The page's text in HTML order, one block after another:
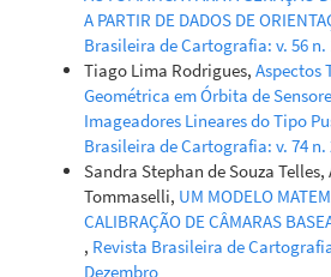
A PARTIR DE DADOS DE
Brasileira de Cartografia: v. 56 n.
Tiago Lima Rodrigues, Aspectos
Geométrica em Órbita de
Imageadores Lineares do Tipo
Brasileira de Cartografia: v. 74
Sandra Stephan de Souza
Tommaselli, UM MODELO
CALIBRAÇÃO DE CÂMARAS
, Revista Brasileira de
Dezembro